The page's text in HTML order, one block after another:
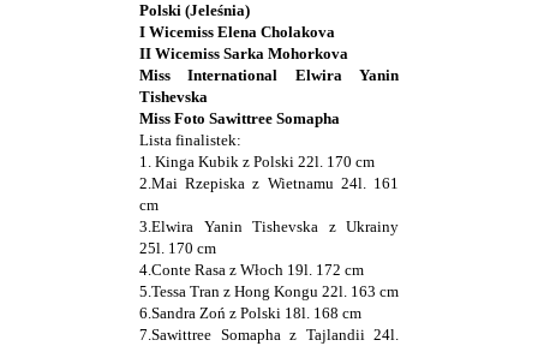
Polski (Jeleśnia)
I Wicemiss Elena Cholakova
II Wicemiss Sarka Mohorkova
Miss International Elwira Yanin
Tishevska
Miss Foto Sawittree Somapha
Lista finalistek:
1. Kinga Kubik z Polski 22l. 170 cm
2.Mai Rzepiska z Wietnamu 24l. 161
cm
3.Elwira Yanin Tishevska z Ukrainy
25l. 170 cm
4.Conte Rasa z Włoch 19l. 172 cm
5.Tessa Tran z Hong Kongu 22l. 163 cm
6.Sandra Zoń z Polski 18l. 168 cm
7.Sawittree Somapha z Tajlandii 24l.